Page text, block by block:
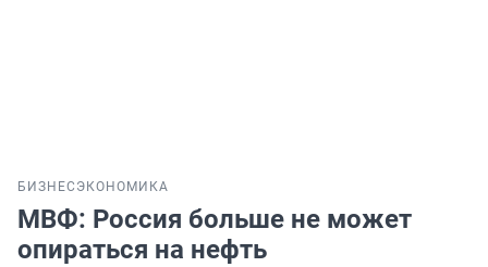
БИЗНЕС ЭКОНОМИКА
МВФ: Россия больше не может
опираться на нефть